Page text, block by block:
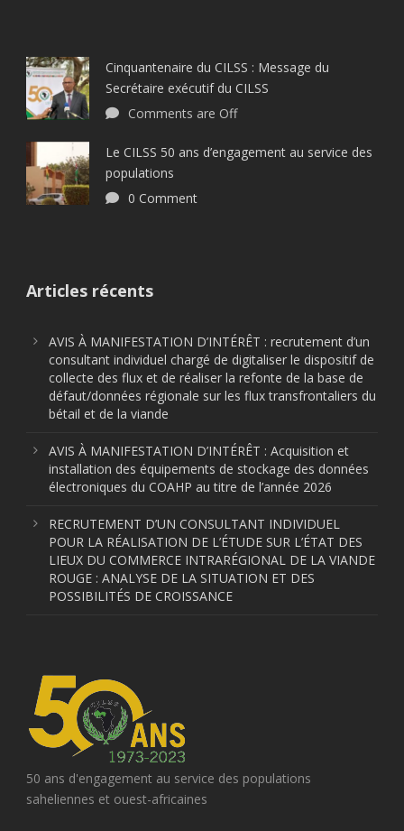
Cinquantenaire du CILSS : Message du
Secrétaire exécutif du CILSS
Comments are Off
Le CILSS 50 ans d’engagement au service des
populations
0 Comment
Articles récents
AVIS À MANIFESTATION D’INTÉRÊT : recrutement d’un
consultant individuel chargé de digitaliser le dispositif de
collecte des flux et de réaliser la refonte de la base de
défaut/données régionale sur les flux transfrontaliers du
bétail et de la viande
AVIS À MANIFESTATION D’INTÉRÊT : Acquisition et
installation des équipements de stockage des données
électroniques du COAHP au titre de l’année 2026
RECRUTEMENT D’UN CONSULTANT INDIVIDUEL
POUR LA RÉALISATION DE L’ÉTUDE SUR L’ÉTAT DES
LIEUX DU COMMERCE INTRARÉGIONAL DE LA VIANDE
ROUGE : ANALYSE DE LA SITUATION ET DES
POSSIBILITÉS DE CROISSANCE
50 ans d'engagement au service des populations
saheliennes et ouest-africaines